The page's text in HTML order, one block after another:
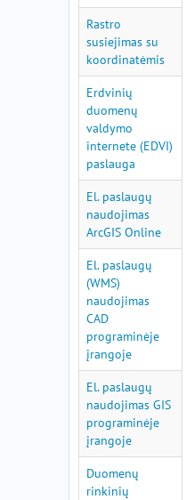
Rastro
susiejimas su
koordinatėmis
Erdvinių
duomenų
valdymo
internete (EDVI)
paslauga
El. paslaugų
naudojimas
ArcGIS Online
El. paslaugų
(WMS)
naudojimas
CAD
programinėje
įrangoje
El. paslaugų
naudojimas GIS
programinėje
įrangoje
Duomenų
rinkinių